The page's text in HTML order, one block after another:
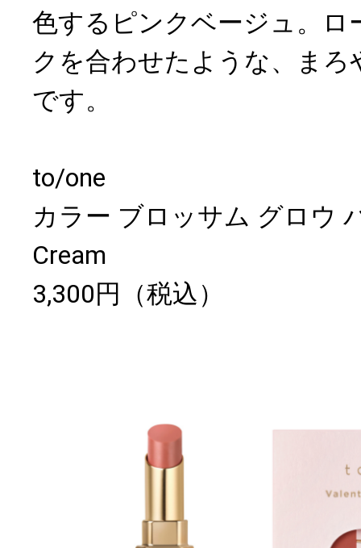
色するピンクベージュ。ロ
クを合わせたような、まろ
です。
to/one
カラー ブロッサム グロウ
Cream
3,300円（税込）